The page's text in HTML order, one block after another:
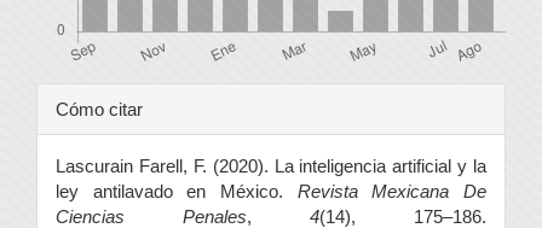
Detalles
del
artículo
Cómo citar
Lascurain Farell, F. (2020). La inteligencia artificial y la
ley antilavado en México. Revista Mexicana De
Ciencias Penales, 4(14), 175–186.